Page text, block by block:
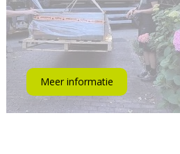
Meer informatie